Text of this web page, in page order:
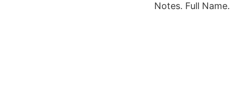
Notes. Full Name.